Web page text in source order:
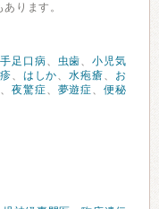
ります。
手足口病、 虫歯、小児気
、 はしか、水疱瘡、 お
、 夜驚症、 夢遊症、便秘